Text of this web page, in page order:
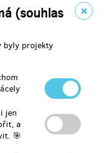
(souhlas
byly projekty
jen
a
🎯